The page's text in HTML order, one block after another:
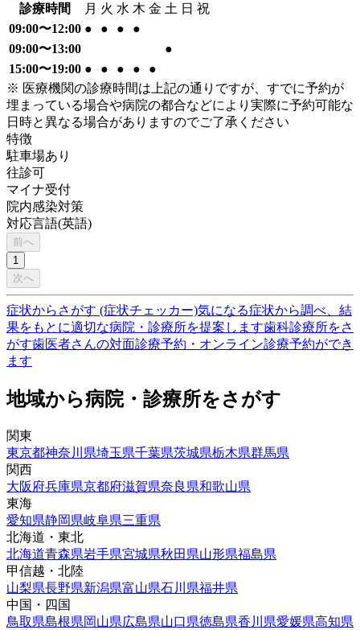
診療時間
月 火 水 木 金 土 日 祝
09:00〜12:00 ● ● ●
●
09:00〜13:00
●
15:00〜19:00 ● ● ● ●
●
※ 医療機関の診療時間は上記の通りですが、すでに予約が
埋まっている場合や病院の都合などにより実際に予約可能な
日時と異なる場合がありますのでご了承ください
特徴
駐車場あり
往診可
マイナ受付
院内感染対策
対応言語(英語)
前へ
1
次へ
症状からさがす (症状チェッカー)気になる症状から調べ、結
果をもとに適切な病院・診療所を提案します歯科診療所をさ
がす歯医者さんの対面診療予約・オンライン診療予約ができ
ます
地域から病院・診療所をさがす
関東
東京都神奈川県埼玉県千葉県茨城県栃木県群馬県
関西
大阪府兵庫県京都府滋賀県奈良県和歌山県
東海
愛知県静岡県岐阜県三重県
北海道・東北
北海道青森県岩手県宮城県秋田県山形県福島県
甲信越・北陸
山梨県長野県新潟県富山県石川県福井県
中国・四国
鳥取県島根県岡山県広島県山口県徳島県香川県愛媛県高知県